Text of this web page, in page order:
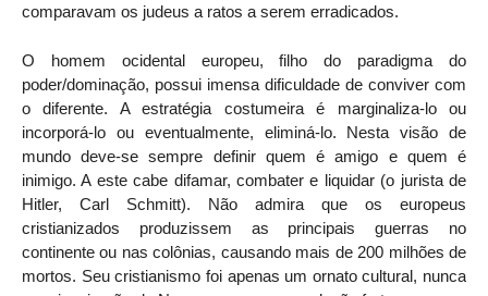
comparavam os judeus a ratos a serem erradicados.
O homem ocidental europeu, filho do paradigma do
poder/dominação, possui imensa dificuldade de conviver com
o diferente. A estratégia costumeira é marginaliza-lo ou
incorporá-lo ou eventualmente, eliminá-lo. Nesta visão de
mundo deve-se sempre definir quem é amigo e quem é
inimigo. A este cabe difamar, combater e liquidar (o jurista de
Hitler, Carl Schmitt). Não admira que os europeus
cristianizados produzissem as principais guerras no
continente ou nas colônias, causando mais de 200 milhões de
mortos. Seu cristianismo foi apenas um ornato cultural, nunca